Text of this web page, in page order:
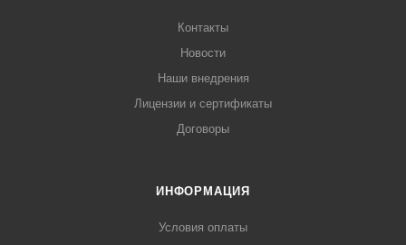
Контакты
Новости
Наши внедрения
Лицензии и сертификаты
Договоры
ИНФОРМАЦИЯ
Условия оплаты